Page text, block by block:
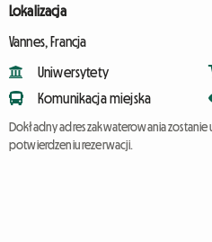
Lokalizacja
Vannes, Francja
Uniwersytety
Komunikacja miejska
Dokładny adres zakwaterowania
potwierdzeniu rezerwacji.